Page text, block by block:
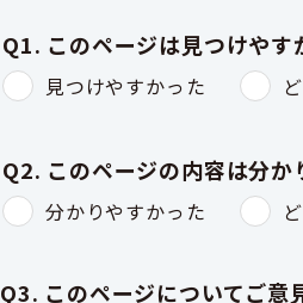
Q1. このページは見つけやす
見つけやすかった
Q2. このページの内容は分か
分かりやすかった
Q3. このページについてご意